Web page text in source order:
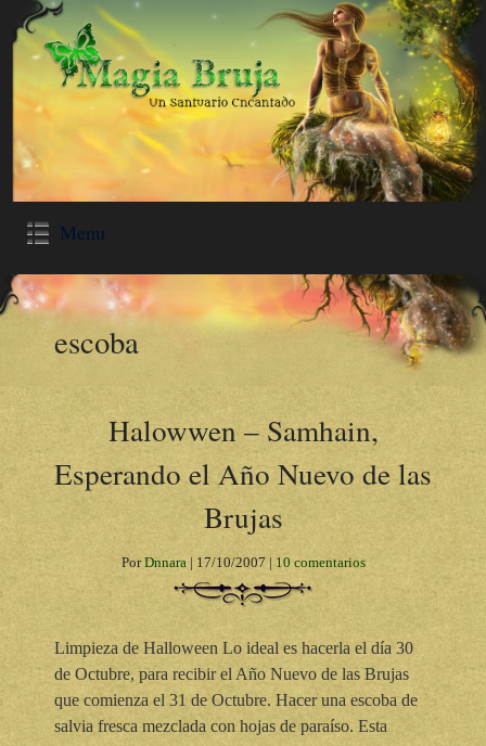
Menu
escoba
Halowwen – Samhain,
Esperando el Año Nuevo de las
Brujas
PorDnnara| 17/10/2007| 10 comentarios
Limpieza de Halloween Lo ideal es hacerla el día 30
de Octubre, para recibir el Año Nuevo de las Brujas
que comienza el 31 de Octubre. Hacer una escoba de
salvia fresca mezclada con hojas de paraíso. Esta